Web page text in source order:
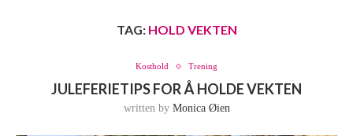
TAG: HOLD VEKTEN
Kosthold Trening
JULEFERIETIPS FOR Å HOLDE VEKTEN
written by Monica Øien